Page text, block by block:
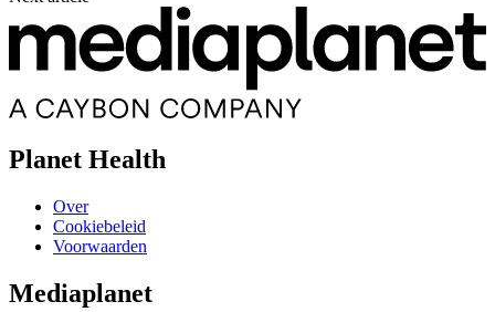
Planet Health
Over
Cookiebeleid
Voorwaarden
Mediaplanet